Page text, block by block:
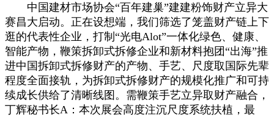
中国建材市场协会“百年建巢”建建粉饰财产立异大
赛昌大启动。正在设想端，我们筛选了笼盖财产链上下
逛的代表性企业，打制“光电Alot”一体化绿色、健康、
智能产物，鞭策拆卸式拆修企业和新材料抱团“出海”推
进中国拆卸式拆修财产的产物、手艺、尺度取国际先辈
程度全面接轨，为拆卸式拆修财产的规模化推广和可持
续成长供给了清晰线图。需鞭策手艺立异取财产融合，
丁辉秘书长A：本次展会高度注沉尺度系统扶植，最